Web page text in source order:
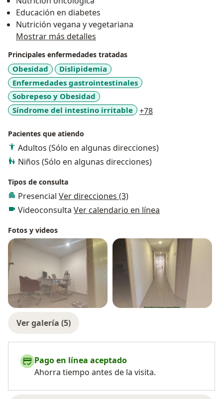
Educación en diabetes
Nutrición vegana y vegetariana
Mostrar más detalles
Principales enfermedades tratadas
Obesidad
Dislipidemia
Enfermedades gastrointestinales
Sobrepeso y Obesidad
Síndrome del intestino irritable
+78
Pacientes que atiendo
Adultos (Sólo en algunas direcciones)
Niños (Sólo en algunas direcciones)
Tipos de consulta
Presencial Ver direcciones (3)
Videoconsulta Ver calendario en línea
Fotos y videos
Ver galería (5)
Pago en línea aceptado
Ahorra tiempo antes de la visita.